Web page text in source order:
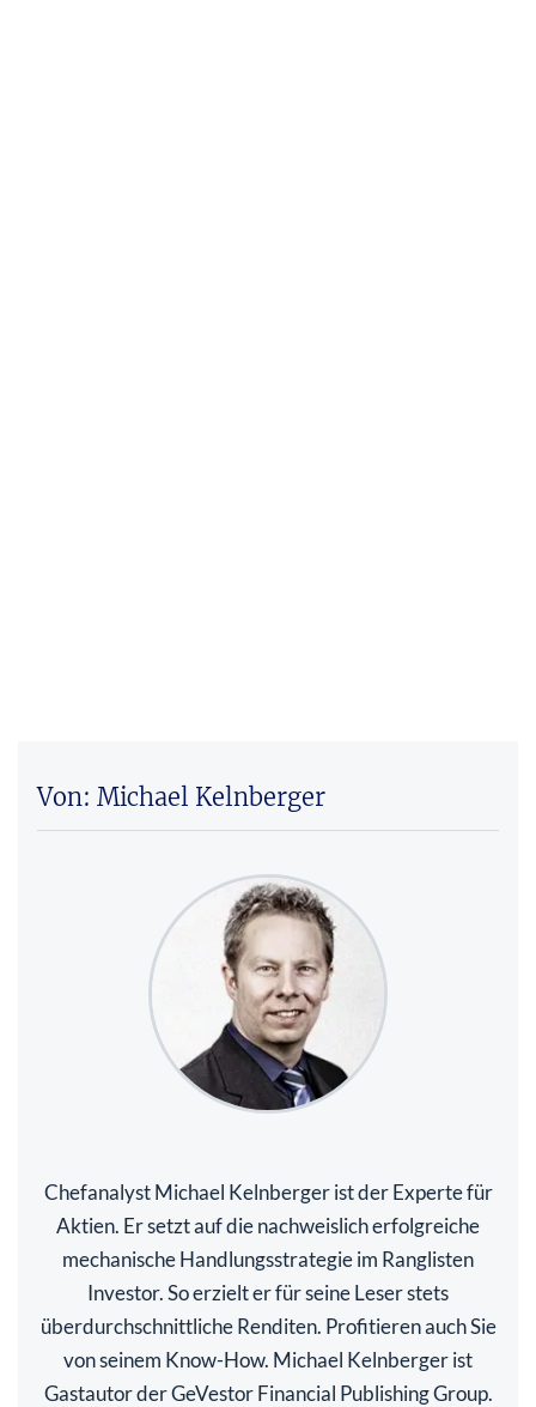
Von: Michael Kelnberger
Chefanalyst Michael Kelnberger ist der Experte für
Aktien. Er setzt auf die nachweislich erfolgreiche
mechanische Handlungsstrategie im Ranglisten
Investor. So erzielt er für seine Leser stets
überdurchschnittliche Renditen. Profitieren auch Sie
von seinem Know-How. Michael Kelnberger ist
Gastautor der GeVestor Financial Publishing Group.